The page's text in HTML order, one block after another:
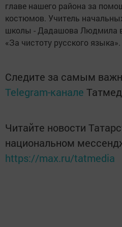
главе нашего района за
костюмов. Учитель
школы - Дадашова Людмила
«За чистоту русского языка».
Следите за самым
Telegram-канале
Читайте новости
национальном
https://max.ru/tatmedia